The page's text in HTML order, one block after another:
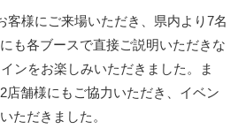
客様にご来場いただき、県内より7名
も各ブースで直接ご説明いただきな
ンをお楽しみいただきました。ま
店舗様にもご協力いただき、イベン
ただきました。